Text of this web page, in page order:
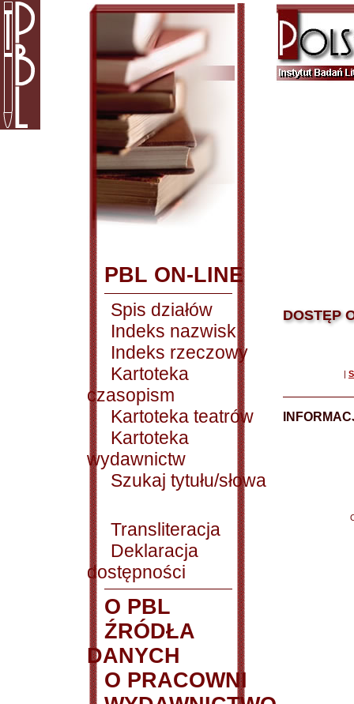
PBL ON-LINE
Spis działów
Indeks nazwisk
Indeks rzeczowy
Kartoteka
czasopism
Kartoteka teatrów
Kartoteka
wydawnictw
Szukaj tytułu/słowa
Transliteracja
Deklaracja
dostępności
O PBL
ŹRÓDŁA
DANYCH
O PRACOWNI
DOSTĘP
|